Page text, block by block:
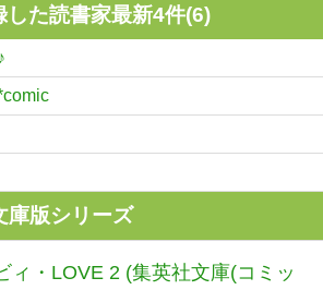
した読書家最新4件(6)
庫版シリーズ
ィ・LOVE 2 (集英社文庫(コミッ